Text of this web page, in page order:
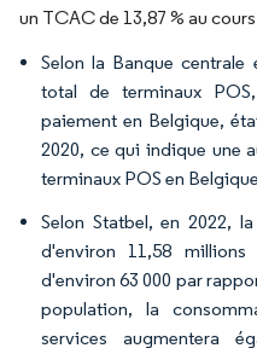
un TCAC de 13,87 % au
Selon la Banque centrale
total de terminaux
paiement en Belgique,
2020, ce qui indique une
terminaux POS en
Selon Statbel, en 2022,
d'environ 11,58
d'environ 63 000 par
population, la
services augmentera